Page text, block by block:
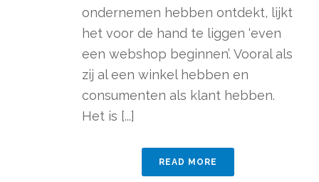
ondernemen hebben ontdekt, lijkt
het voor de hand te liggen ‘even
een webshop beginnen’. Vooral als
zij al een winkel hebben en
consumenten als klant hebben.
Het is [...]
READ MORE